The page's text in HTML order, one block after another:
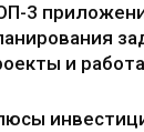
3
и